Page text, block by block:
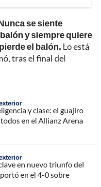
se siente
y siempre quiere
el balón. Lo está
tras el final del
y clase: el guajiro
en el Allianz Arena
en nuevo triunfo del
en el 4-0 sobre